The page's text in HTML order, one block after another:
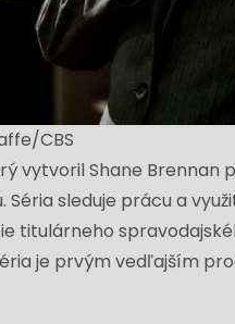
CBS
vytvoril Shane Brennan
sleduje prácu a
titulárneho
je prvým vedľajším